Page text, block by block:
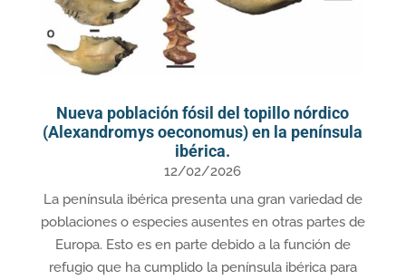
Nueva población fósil del topillo nórdico
(Alexandromys oeconomus) en la península
ibérica.
12/02/2026
La península ibérica presenta una gran variedad de
poblaciones o especies ausentes en otras partes de
Europa. Esto es en parte debido a la función de
refugio que ha cumplido la península ibérica para